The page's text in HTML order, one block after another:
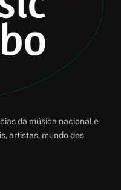
da música nacional e
artistas, mundo dos